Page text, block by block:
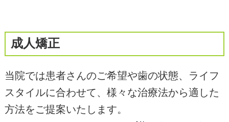
成人矯正
当院では患者さんのご希望や歯の状態、ライフ
スタイルに合わせて、様々な治療法から適した
方法をご提案いたします。